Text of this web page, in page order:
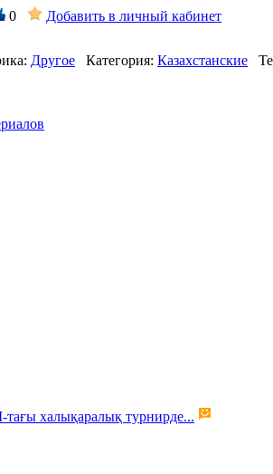
0 Добавить в личный кабинет
Другое Категория: Казахстанские
халықаралық турнирде...